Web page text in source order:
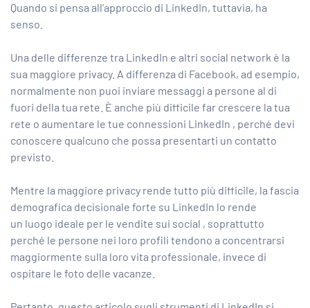
Quando si pensa all’approccio di LinkedIn, tuttavia, ha
senso.
Una delle differenze tra LinkedIn e altri social network è la
sua maggiore privacy. A differenza di Facebook, ad esempio,
normalmente non puoi inviare messaggi a persone al di
fuori della tua rete. È anche più difficile far crescere la tua
rete o aumentare le tue connessioni LinkedIn , perché devi
conoscere qualcuno che possa presentarti un contatto
previsto.
Mentre la maggiore privacy rende tutto più difficile, la fascia
demografica decisionale forte su LinkedIn lo rende
un luogo ideale per le vendite sui social , soprattutto
perché le persone nei loro profili tendono a concentrarsi
maggiormente sulla loro vita professionale, invece di
ospitare le foto delle vacanze.